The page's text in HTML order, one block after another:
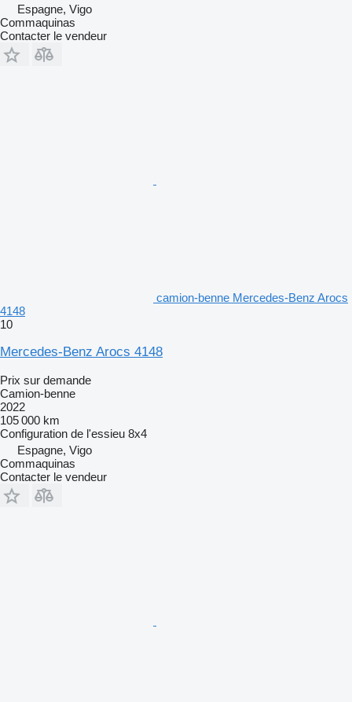
Espagne, Vigo
Commaquinas
Contacter le vendeur
camion-benne Mercedes-Benz Arocs
4148
10
Mercedes-Benz Arocs 4148
Prix sur demande
Camion-benne
2022
105 000 km
Configuration de l'essieu 8x4
Espagne, Vigo
Commaquinas
Contacter le vendeur